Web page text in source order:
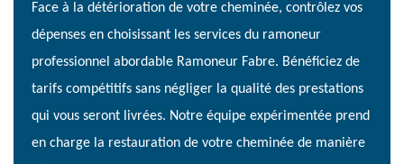
Face à la détérioration de votre cheminée, contrôlez vos
dépenses en choisissant les services du ramoneur
professionnel abordable Ramoneur Fabre. Bénéficiez de
tarifs compétitifs sans négliger la qualité des prestations
qui vous seront livrées. Notre équipe expérimentée prend
en charge la restauration de votre cheminée de manière